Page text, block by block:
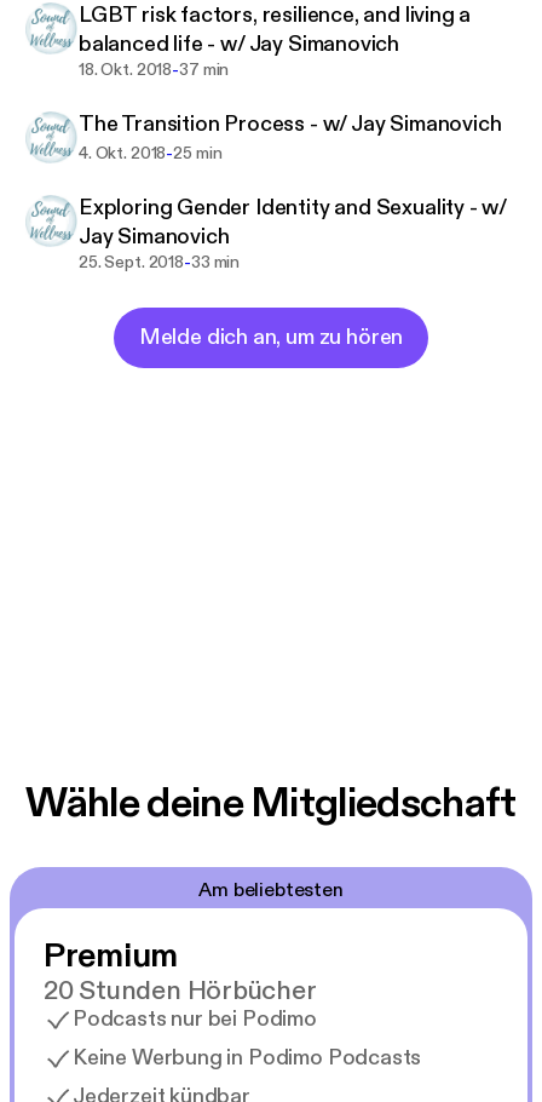
LGBT risk factors, resilience, and living a
balanced life - w/ Jay Simanovich
18. Okt. 2018-37 min
The Transition Process - w/ Jay Simanovich
4. Okt. 2018-25 min
Exploring Gender Identity and Sexuality - w/
Jay Simanovich
25. Sept. 2018-33 min
Melde dich an, um zu hören
Wähle deine Mitgliedschaft
Am beliebtesten
Premium
20 Stunden Hörbücher
Podcasts nur bei Podimo
Keine Werbung in Podimo Podcasts